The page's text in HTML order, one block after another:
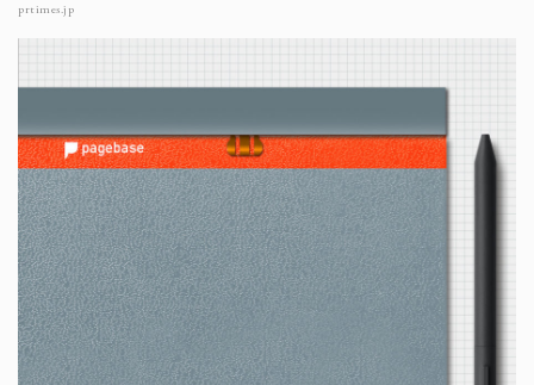
prtimes.jp